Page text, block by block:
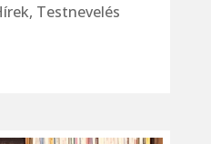
, Testnevelés